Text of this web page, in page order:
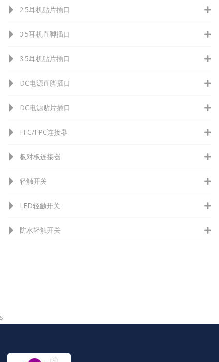
2.5耳机贴片插口
3.5耳机直脚插口
3.5耳机贴片插口
DC电源直脚插口
DC电源贴片插口
FFC/FPC连接器
板对板连接器
轻触开关
LED轻触开关
防水轻触开关
s